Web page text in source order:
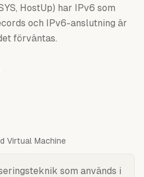
HostUp) har IPv6 som
och IPv6-anslutning är
förväntas.
Virtual Machine
som används i